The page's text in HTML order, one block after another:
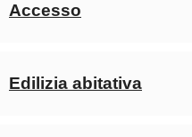
Accesso
Edilizia abitativa